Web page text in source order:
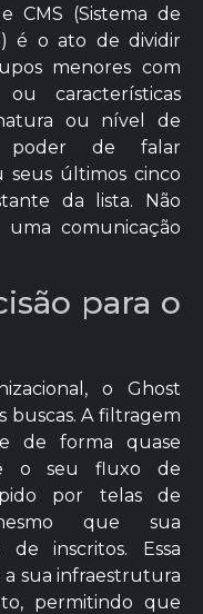
CMS (Sistema de
é o ato de dividir
menores com
características
ou nível de
poder de falar
últimos cinco
da lista. Não
comunicação
para o
o Ghost
buscas. A filtragem
de forma quase
o seu fluxo de
por telas de
que sua
inscritos. Essa
sua infraestrutura
permitindo que